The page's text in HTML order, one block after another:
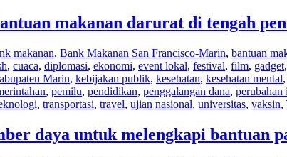
makanan darurat di tengah
makanan, Bank Makanan San Francisco-Marin, bantuan
, cuaca, diplomasi, ekonomi, event lokal, festival, film, gadget,
Marin, kebijakan publik, kesehatan, kesehatan mental,
, pemilu, pendidikan, penggalangan dana,
, transportasi, travel, ujian nasional, universitas, vaksin,
daya untuk melengkapi bantuan